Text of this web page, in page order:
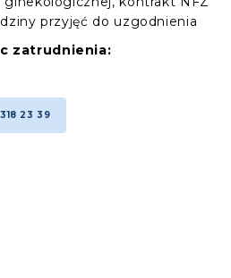
przyjęć do uzgodnienia
zatrudnienia:
23 39